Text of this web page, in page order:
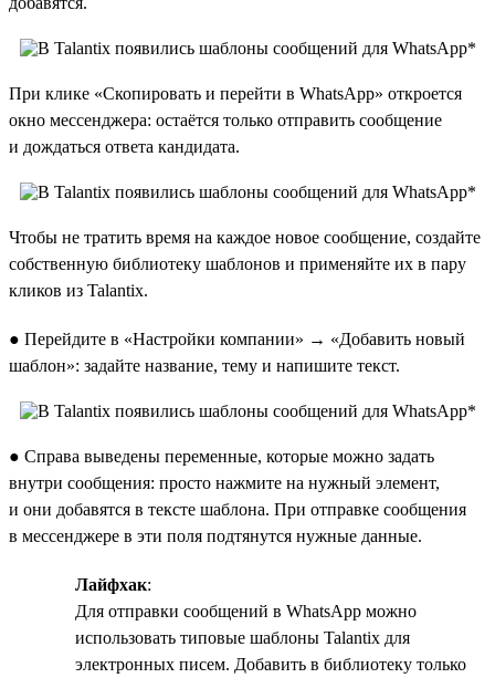
При клике «Скопировать и перейти в WhatsApp» откроется
окно мессенджера: остаётся только отправить сообщение
и дождаться ответа кандидата.
Чтобы не тратить время на каждое новое сообщение, создайте
собственную библиотеку шаблонов и применяйте их в пару
кликов из Talantix.
● Перейдите в «Настройки компании» → «Добавить новый
шаблон»: задайте название, тему и напишите текст.
● Справа выведены переменные, которые можно задать
внутри сообщения: просто нажмите на нужный элемент,
и они добавятся в тексте шаблона. При отправке сообщения
в мессенджере в эти поля подтянутся нужные данные.
Лайфхак:
Для отправки сообщений в WhatsApp можно
использовать типовые шаблоны Talantix для
электронных писем. Добавить в библиотеку только